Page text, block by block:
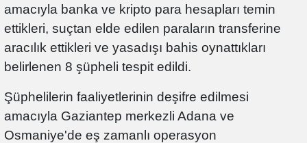
amacıyla banka ve kripto para hesapları temin
ettikleri, suçtan elde edilen paraların transferine
aracılık ettikleri ve yasadışı bahis oynattıkları
belirlenen 8 şüpheli tespit edildi.
Şüphelilerin faaliyetlerinin deşifre edilmesi
amacıyla Gaziantep merkezli Adana ve
Osmaniye'de eş zamanlı operasyon